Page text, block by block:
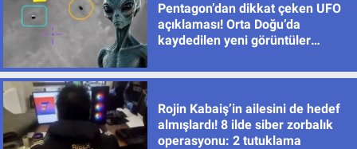
Pentagon’dan dikkat çeken UFO
açıklaması! Orta Doğu’da
kaydedilen yeni görüntüler
Rojin Kabaiş’in ailesini de hedef
almışlardı! 8 ilde siber zorbalık
operasyonu: 2 tutuklama